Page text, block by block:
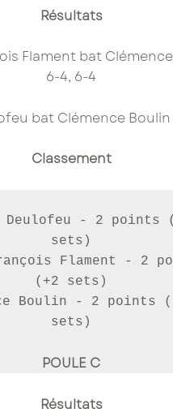
Résultats
Flament bat
6-4, 6-4
bat Clémence Boulin
Classement
Deulofeu - 2 points
sets)
Flament - 2
(+2 sets)
Boulin - 2 points
sets)
POULE C
Résultats